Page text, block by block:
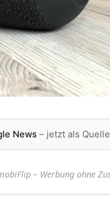
News– jetzt als
– Werbung ohne